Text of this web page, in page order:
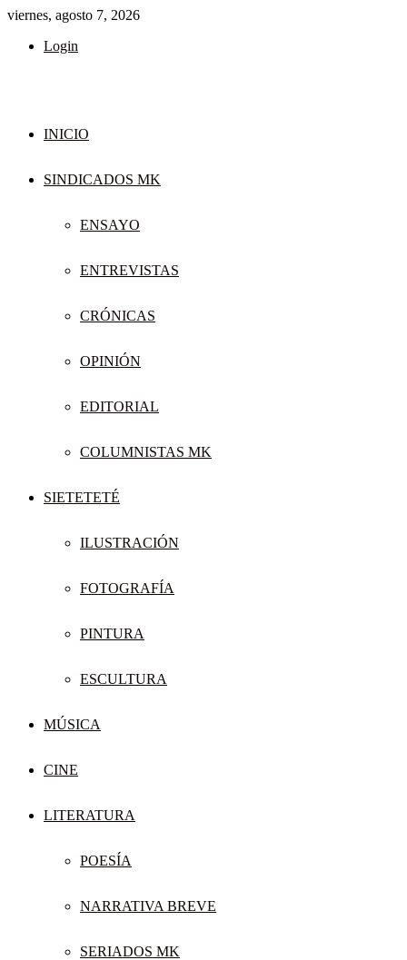
viernes, agosto 7, 2026
Login
INICIO
SINDICADOS MK
ENSAYO
ENTREVISTAS
CRÓNICAS
OPINIÓN
EDITORIAL
COLUMNISTAS MK
SIETETETÉ
ILUSTRACIÓN
FOTOGRAFÍA
PINTURA
ESCULTURA
MÚSICA
CINE
LITERATURA
POESÍA
NARRATIVA BREVE
SERIADOS MK